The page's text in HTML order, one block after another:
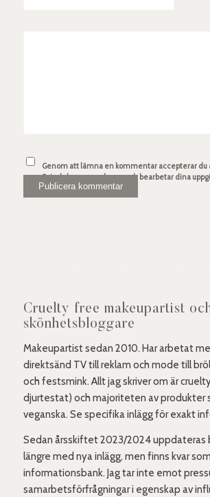
Genom att lämna en kommentar accepterar du
Spindelsven.com lagrar och bearbetar dina
Cruelty free makeupartist
skönhetsbloggare
Makeupartist sedan 2010. Har arbetat
direktsänd TV till reklam och mode till
och festsmink. Allt jag skriver om är
djurtestat) och majoriteten av produkter
veganska. Se specifika inlägg för exakt
Sedan årsskiftet 2023/2024 uppdateras
längre med nya inlägg, men finns kvar
informationsbank. Jag tar inte emot
samarbetsförfrågningar i egenskap av